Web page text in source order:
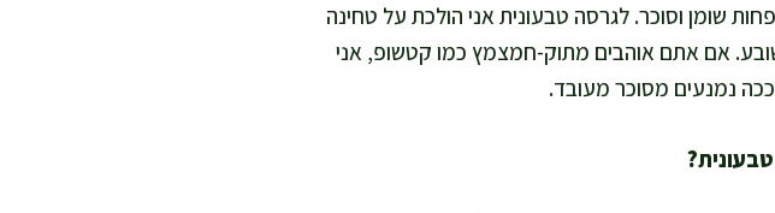
פחות שומן וסוכר. לגרסה טבעונית אני הולכת על טחינה
שובע. אם אתם אוהבים מתוק-חמצמץ כמו קטשופ, אני
נמנעים מסוכר מעובד.